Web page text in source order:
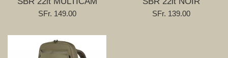
Prix
SFr. 149.00
Prix
SFr. 139.00